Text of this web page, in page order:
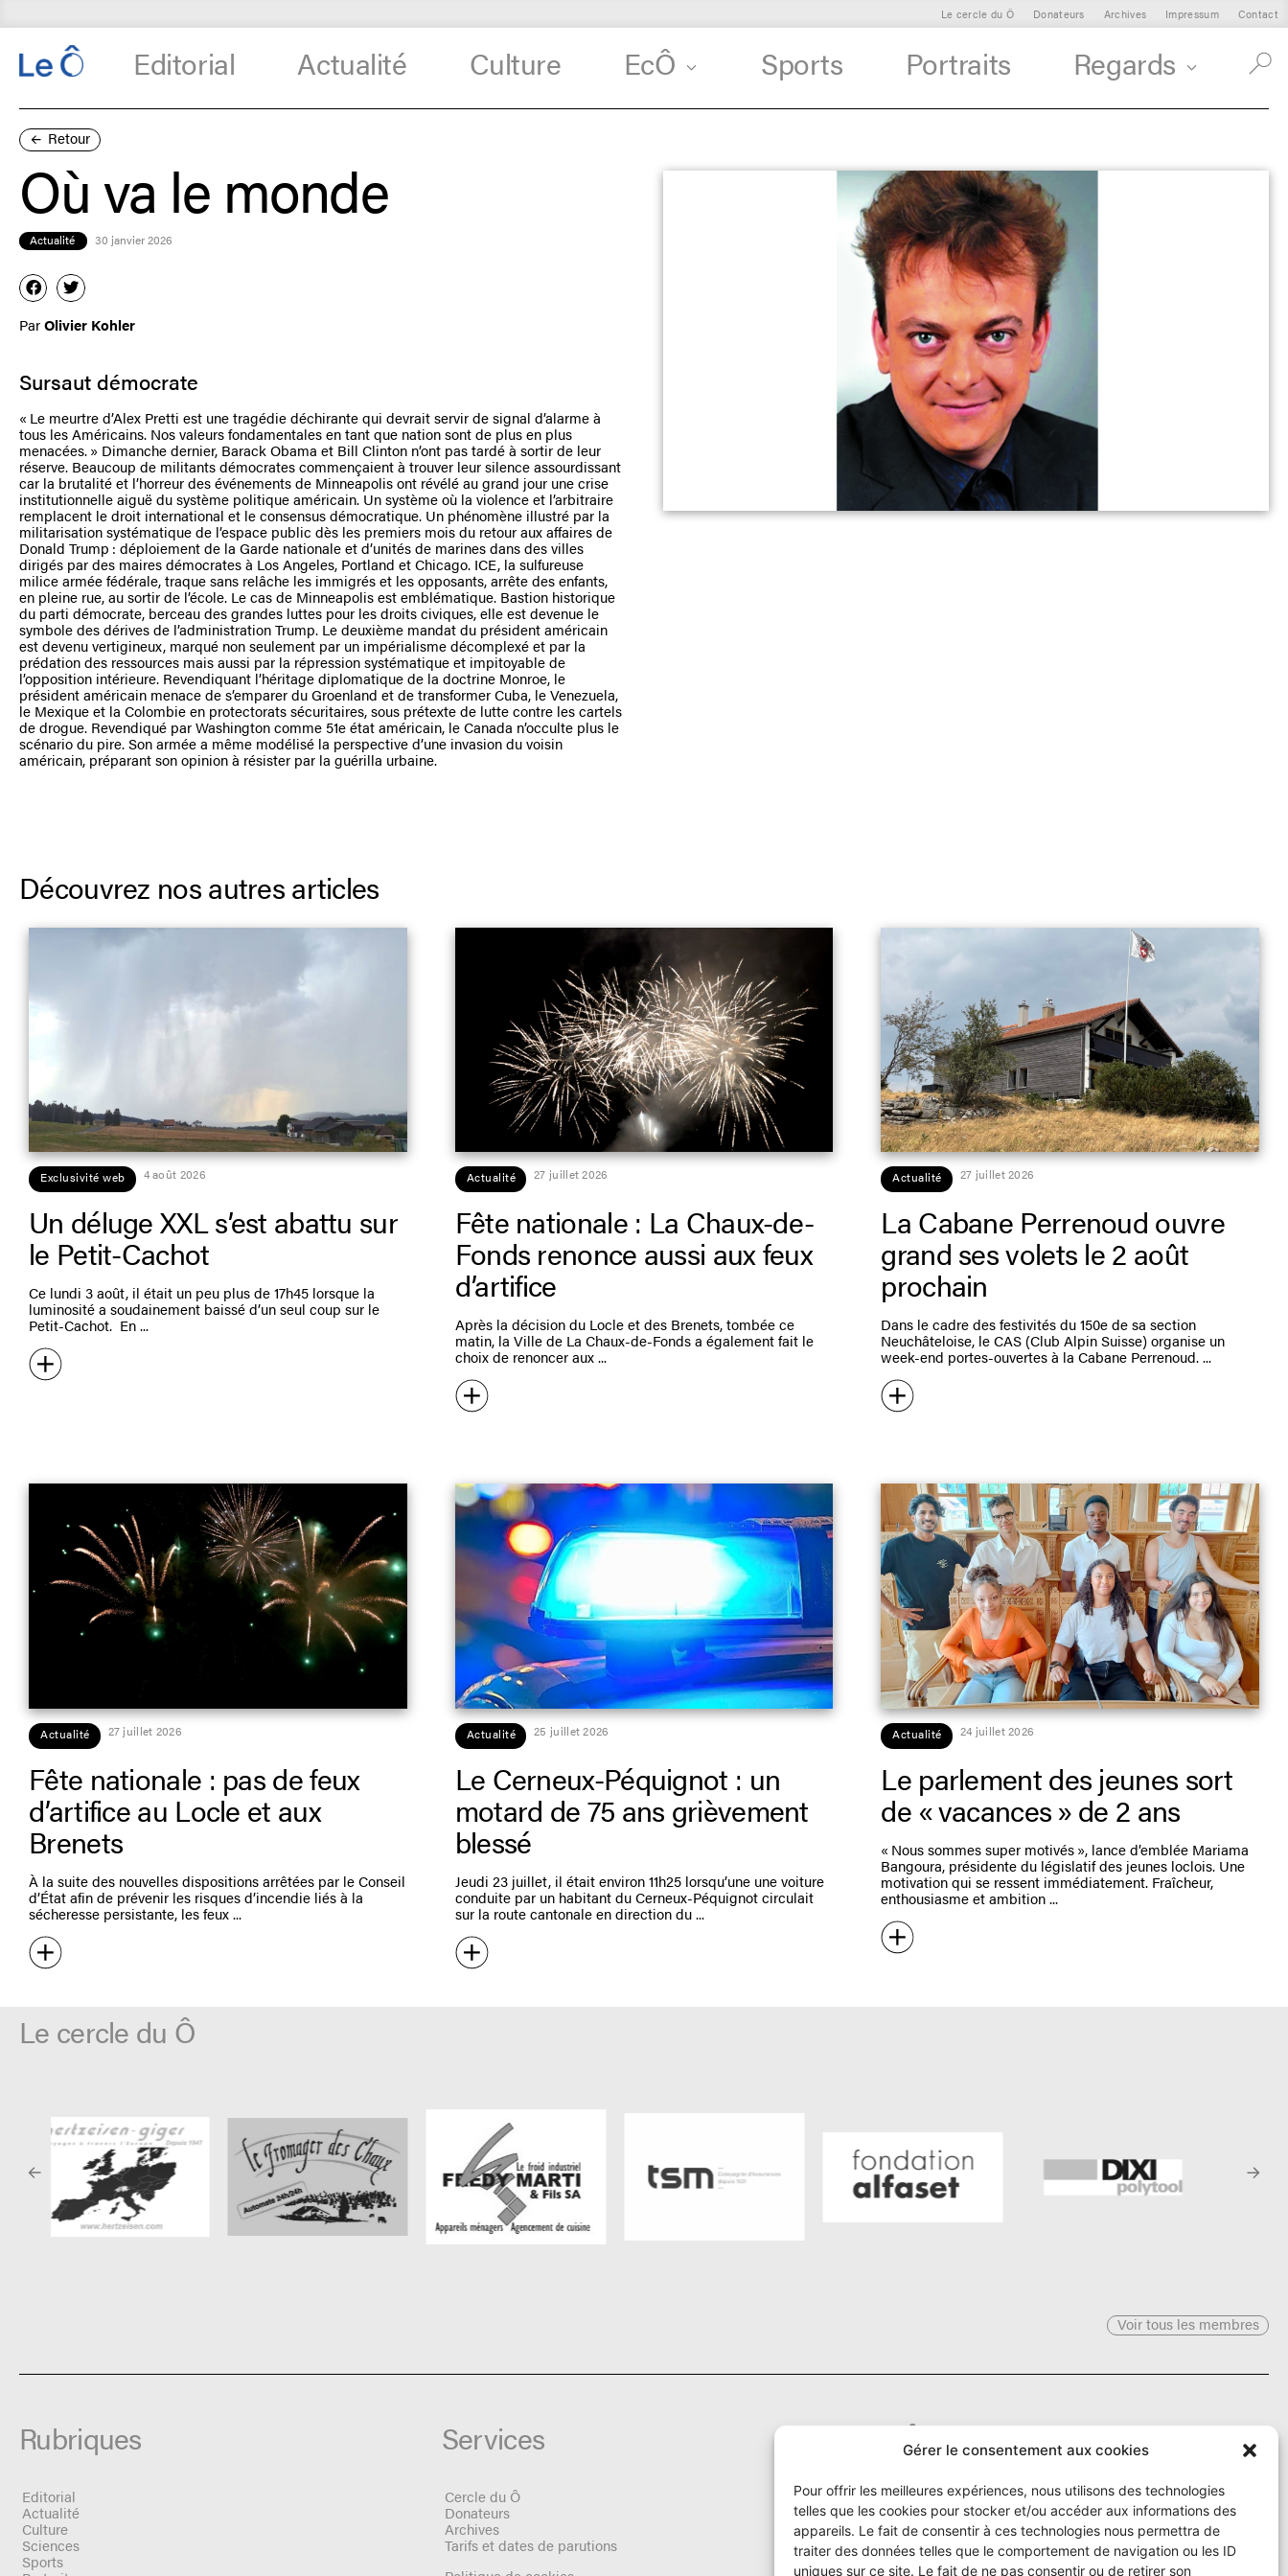
Gérer le consentement aux cookies
Pour offrir les meilleures expériences, nous utilisons des technologies
telles que les cookies pour stocker et/ou accéder aux informations des
appareils. Le fait de consentir à ces technologies nous permettra de
traiter des données telles que le comportement de navigation ou les ID
uniques sur ce site. Le fait de ne pas consentir ou de retirer son
Le cercle du Ô Donateurs Archives Impressum Contact
Editorial Actualité Culture EcÔ Sports Portraits Regards
Retour
Où va le monde
Actualité 30 janvier 2026
ParOlivier Kohler
Sursaut démocrate
« Le meurtre d’Alex Pretti est une tragédie déchirante qui devrait servir de signal d’alarme à
tous les Américains. Nos valeurs fondamentales en tant que nation sont de plus en plus
menacées. » Dimanche dernier, Barack Obama et Bill Clinton n’ont pas tardé à sortir de leur
réserve. Beaucoup de militants démocrates commençaient à trouver leur silence assourdissant
car la brutalité et l’horreur des événements de Minneapolis ont révélé au grand jour une crise
institutionnelle aiguë du système politique américain. Un système où la violence et l’arbitraire
remplacent le droit international et le consensus démocratique. Un phénomène illustré par la
militarisation systématique de l’espace public dès les premiers mois du retour aux affaires de
Donald Trump : déploiement de la Garde nationale et d’unités de marines dans des villes
dirigés par des maires démocrates à Los Angeles, Portland et Chicago. ICE, la sulfureuse
milice armée fédérale, traque sans relâche les immigrés et les opposants, arrête des enfants,
en pleine rue, au sortir de l’école. Le cas de Minneapolis est emblématique. Bastion historique
du parti démocrate, berceau des grandes luttes pour les droits civiques, elle est devenue le
symbole des dérives de l’administration Trump. Le deuxième mandat du président américain
est devenu vertigineux, marqué non seulement par un impérialisme décomplexé et par la
prédation des ressources mais aussi par la répression systématique et impitoyable de
l’opposition intérieure. Revendiquant l’héritage diplomatique de la doctrine Monroe, le
président américain menace de s’emparer du Groenland et de transformer Cuba, le Venezuela,
le Mexique et la Colombie en protectorats sécuritaires, sous prétexte de lutte contre les cartels
de drogue. Revendiqué par Washington comme 51e état américain, le Canada n’occulte plus le
scénario du pire. Son armée a même modélisé la perspective d’une invasion du voisin
américain, préparant son opinion à résister par la guérilla urbaine.
Découvrez nos autres articles
Exclusivité web 4 août 2026
Un déluge XXL s’est abattu sur
le Petit-Cachot
Ce lundi 3 août, il était un peu plus de 17h45 lorsque la
luminosité a soudainement baissé d’un seul coup sur le
Petit-Cachot. En
Actualité 27 juillet 2026
Fête nationale : La Chaux-de-
Fonds renonce aussi aux feux
d’artifice
Après la décision du Locle et des Brenets, tombée ce
matin, la Ville de La Chaux-de-Fonds a également fait le
choix de renoncer aux
Actualité 27 juillet 2026
La Cabane Perrenoud ouvre
grand ses volets le 2 août
prochain
Dans le cadre des festivités du 150e de sa section
Neuchâteloise, le CAS (Club Alpin Suisse) organise un
week-end portes-ouvertes à la Cabane Perrenoud.
Actualité 27 juillet 2026
Fête nationale : pas de feux
d’artifice au Locle et aux
Brenets
À la suite des nouvelles dispositions arrêtées par le Conseil
d’État afin de prévenir les risques d’incendie liés à la
sécheresse persistante, les feux
Actualité 25 juillet 2026
Le Cerneux-Péquignot : un
motard de 75 ans grièvement
blessé
Jeudi 23 juillet, il était environ 11h25 lorsqu’une une voiture
conduite par un habitant du Cerneux-Péquignot circulait
sur la route cantonale en direction du
Actualité 24 juillet 2026
Le parlement des jeunes sort
de « vacances » de 2 ans
« Nous sommes super motivés », lance d’emblée Mariama
Bangoura, présidente du législatif des jeunes loclois. Une
motivation qui se ressent immédiatement. Fraîcheur,
enthousiasme et ambition
Le cercle du Ô
Voir tous les membres
Rubriques
Editorial
Actualité
Culture
Sciences
Sports
Services
Cercle du Ô
Donateurs
Archives
Tarifs et dates de parutions
Le Ô
Rue Numa-Droz 150
2300 La Chaux-de-Fonds
T. 032 913 90 00
info@le-O.ch